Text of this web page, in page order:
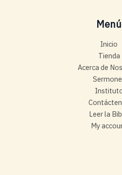
Menú
Inicio
Tienda
Acerca de
Leer la
My